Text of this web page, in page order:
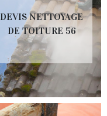
DEVIS NETTOYAGE
DE TOITURE 56